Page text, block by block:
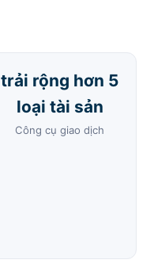
trải rộng hơn 5
loại tài sản
Công cụ giao dịch